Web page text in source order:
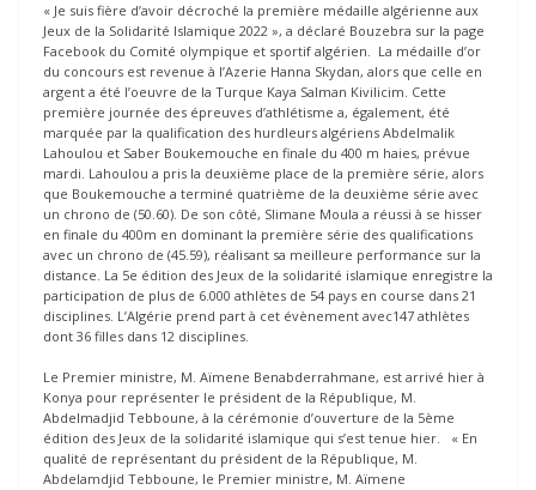
« Je suis fière d’avoir décroché la première médaille algérienne aux
Jeux de la Solidarité Islamique 2022 », a déclaré Bouzebra sur la page
Facebook du Comité olympique et sportif algérien. La médaille d’or
du concours est revenue à l’Azerie Hanna Skydan, alors que celle en
argent a été l’oeuvre de la Turque Kaya Salman Kivilicim. Cette
première journée des épreuves d’athlétisme a, également, été
marquée par la qualification des hurdleurs algériens Abdelmalik
Lahoulou et Saber Boukemouche en finale du 400 m haies, prévue
mardi. Lahoulou a pris la deuxième place de la première série, alors
que Boukemouche a terminé quatrième de la deuxième série avec
un chrono de (50.60). De son côté, Slimane Moula a réussi à se hisser
en finale du 400m en dominant la première série des qualifications
avec un chrono de (45.59), réalisant sa meilleure performance sur la
distance. La 5e édition des Jeux de la solidarité islamique enregistre la
participation de plus de 6.000 athlètes de 54 pays en course dans 21
disciplines. L’Algérie prend part à cet évènement avec147 athlètes
dont 36 filles dans 12 disciplines.
Le Premier ministre, M. Aïmene Benabderrahmane, est arrivé hier à
Konya pour représenter le président de la République, M.
Abdelmadjid Tebboune, à la cérémonie d’ouverture de la 5ème
édition des Jeux de la solidarité islamique qui s’est tenue hier. « En
qualité de représentant du président de la République, M.
Abdelamdjid Tebboune, le Premier ministre, M. Aïmene